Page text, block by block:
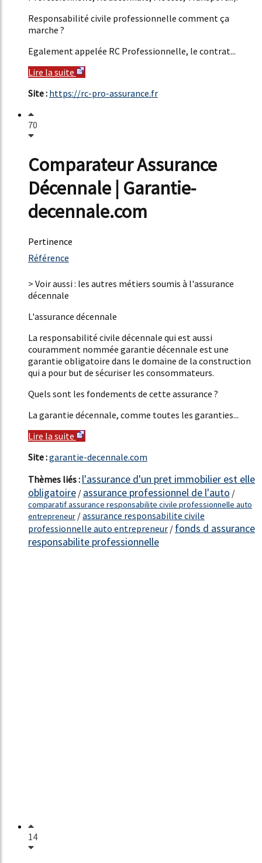
Responsabilité civile professionnelle comment ça
marche ?
Egalement appelée RC Professionnelle, le contrat...
Lire la suite
Site : https://rc-pro-assurance.fr
70
Comparateur Assurance
Décennale | Garantie-
decennale.com
Pertinence
40%
Référence
> Voir aussi : les autres métiers soumis à l'assurance
décennale
L'assurance décennale
La responsabilité civile décennale qui est aussi
couramment nommée garantie décennale est une
garantie obligatoire dans le domaine de la construction
qui a pour but de sécuriser les consommateurs.
Quels sont les fondements de cette assurance ?
La garantie décennale, comme toutes les garanties...
Lire la suite
Site :garantie-decennale.com
Thèmes liés : l'assurance d'un pret immobilier est elle
obligatoire / assurance professionnel de l'auto /
comparatif assurance responsabilite civile professionnelle auto
entrepreneur /assurance responsabilite civile
professionnelle auto entrepreneur / fonds d assurance
responsabilite professionnelle
14